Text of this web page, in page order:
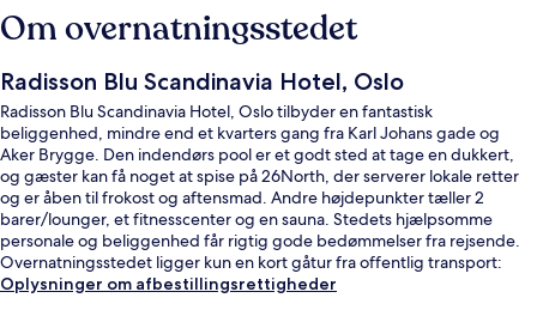
Om overnatningsstedet
Radisson Blu Scandinavia Hotel, Oslo
Radisson Blu Scandinavia Hotel, Oslo tilbyder en fantastisk
beliggenhed, mindre end et kvarters gang fra Karl Johans gade og
Aker Brygge. Den indendørs pool er et godt sted at tage en dukkert,
og gæster kan få noget at spise på 26North, der serverer lokale retter
og er åben til frokost og aftensmad. Andre højdepunkter tæller 2
barer/lounger, et fitnesscenter og en sauna. Stedets hjælpsomme
personale og beliggenhed får rigtig gode bedømmelser fra rejsende.
Overnatningsstedet ligger kun en kort gåtur fra offentlig transport:
Holbergs Plass Sporvognsstation er få skridt derfra og Tullinlokka
Oplysninger om afbestillingsrettigheder